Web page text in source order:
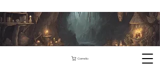
Carrello